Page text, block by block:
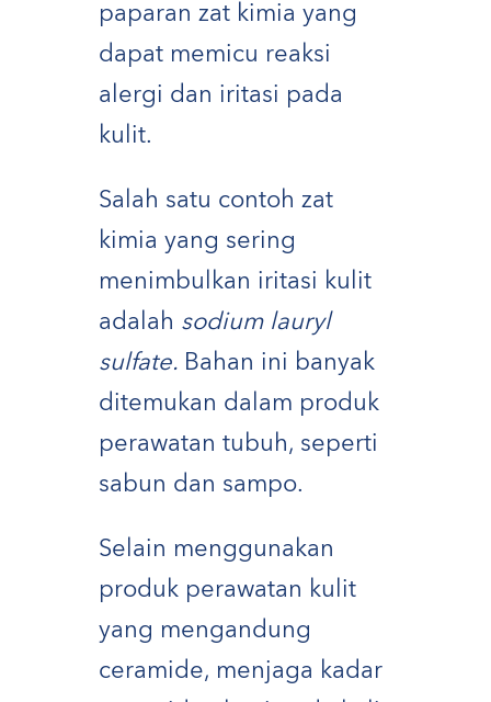
paparan zat kimia yang
dapat memicu reaksi
alergi dan iritasi pada
kulit.
Salah satu contoh zat
kimia yang sering
menimbulkan iritasi kulit
adalah sodium lauryl
sulfate. Bahan ini banyak
ditemukan dalam produk
perawatan tubuh, seperti
sabun dan sampo.
Selain menggunakan
produk perawatan kulit
yang mengandung
ceramide, menjaga kadar